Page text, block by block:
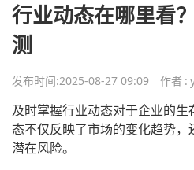
行业动态在哪里看
测
发布时间:2025-08-27 09:09 作者 :
及时掌握行业动态对于企业的
态不仅反映了市场的变化趋势
潜在风险。